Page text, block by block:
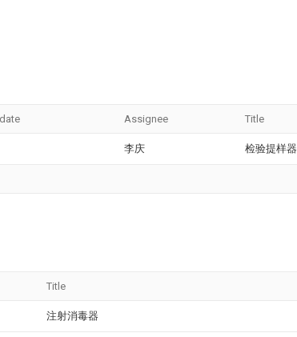
Assignee Title
李庆 检验提样器
Title
注射消毒器